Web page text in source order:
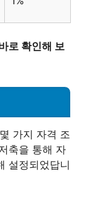
로 확인해 보
가지 자격 조
축을 통해 자
설정되었답니